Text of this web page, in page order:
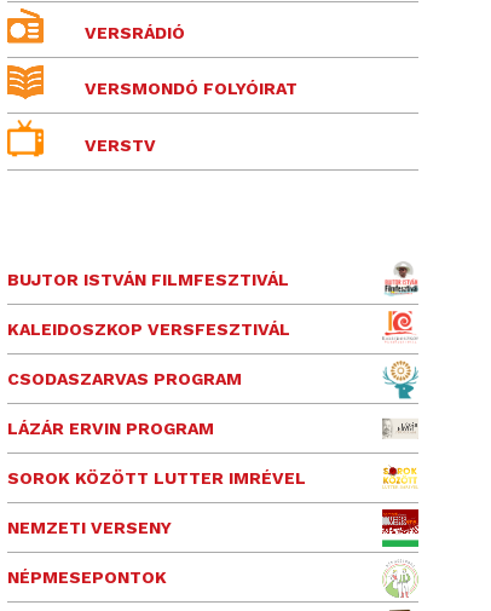
VERSRÁDIÓ
VERSMONDÓ FOLYÓIRAT
VERSTV
BUJTOR ISTVÁN FILMFESZTIVÁL
KALEIDOSZKOP VERSFESZTIVÁL
CSODASZARVAS PROGRAM
LÁZÁR ERVIN PROGRAM
SOROK KÖZÖTT LUTTER IMRÉVEL
NEMZETI VERSENY
NÉPMESEPONTOK